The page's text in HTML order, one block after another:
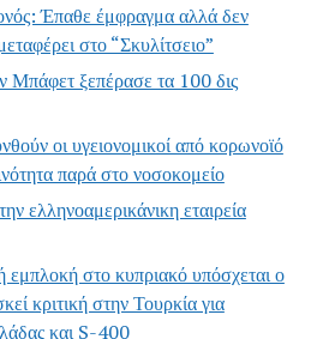
Έπαθε έμφραγμα αλλά δεν
στο “Σκυλίτσειο”
Μπάφετ ξεπέρασε τα 100 δις
οι υγειονομικοί από κορωνοϊό
παρά στο νοσοκομείο
ελληνοαμερικάνικη εταιρεία
εμπλοκή στο κυπριακό υπόσχεται ο
κριτική στην Τουρκία για
και S-400